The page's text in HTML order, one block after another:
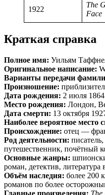
1922
The
Face
Краткая справка
Полное имя: Уильям
Оригинальное написание:
Варианты передачи
Произношение:
Дата рождения: 2 июля 1864
Место рождения: Лондон,
Дата смерти: 13 октября
Наиболее вероятное место
Происхождение: отец —
Род деятельности:
путешественник, почётный
Основные жанры:
роман, детектив,
Объём наследия: более 200
романов по более